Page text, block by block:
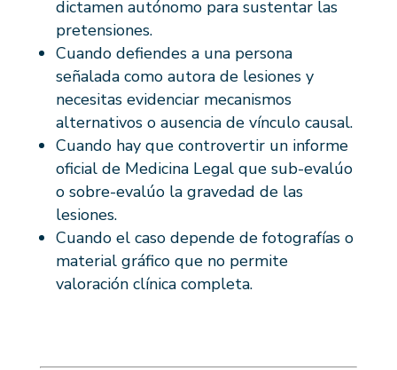
dictamen autónomo para sustentar las
pretensiones.
Cuando defiendes a una persona
señalada como autora de lesiones y
necesitas evidenciar mecanismos
alternativos o ausencia de vínculo causal.
Cuando hay que controvertir un informe
oficial de Medicina Legal que sub-evalúo
o sobre-evalúo la gravedad de las
lesiones.
Cuando el caso depende de fotografías o
material gráfico que no permite
valoración clínica completa.